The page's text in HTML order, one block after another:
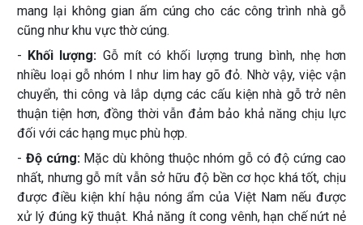
mang lại không gian ấm cúng cho các công trình nhà gỗ
cũng như khu vực thờ cúng.
- Khối lượng: Gỗ mít có khối lượng trung bình, nhẹ hơn
nhiều loại gỗ nhóm I như lim hay gõ đỏ. Nhờ vậy, việc vận
chuyển, thi công và lắp dựng các cấu kiện nhà gỗ trở nên
thuận tiện hơn, đồng thời vẫn đảm bảo khả năng chịu lực
đối với các hạng mục phù hợp.
- Độ cứng:Mặc dù không thuộc nhóm gỗ có độ cứng cao
nhất, nhưng gỗ mít vẫn sở hữu độ bền cơ học khá tốt, chịu
được điều kiện khí hậu nóng ẩm của Việt Nam nếu được
xử lý đúng kỹ thuật. Khả năng ít cong vênh, hạn chế nứt nẻ